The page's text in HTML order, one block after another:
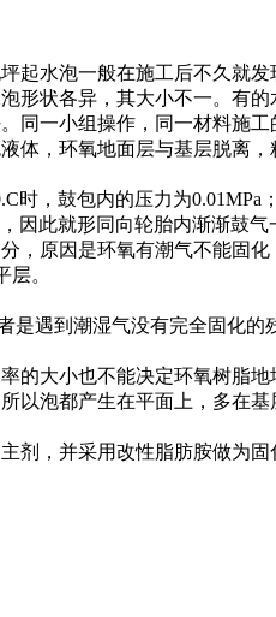
水泡一般在施工后不久就
状各异，其大小不一。有的
一小组操作，同一材料施
，环氧地面层与基层脱离
，鼓包内的压力为0.01MPa
此就形同向轮胎内渐渐鼓
原因是环氧有潮气不能固
层。
遇到潮湿气没有完全固化的
小也不能决定环氧树脂地
泡都产生在平面上，多在
并采用改性脂肪胺做为固